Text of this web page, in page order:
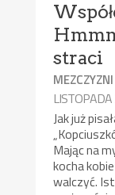
straci
MEZCZYZNI
Jak już
Mając na
kocha
walczyć.